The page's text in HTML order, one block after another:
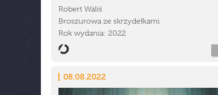
Robert Waliś
Broszurowa ze skrzydełkami
Rok wydania: 2022
08.08.2022